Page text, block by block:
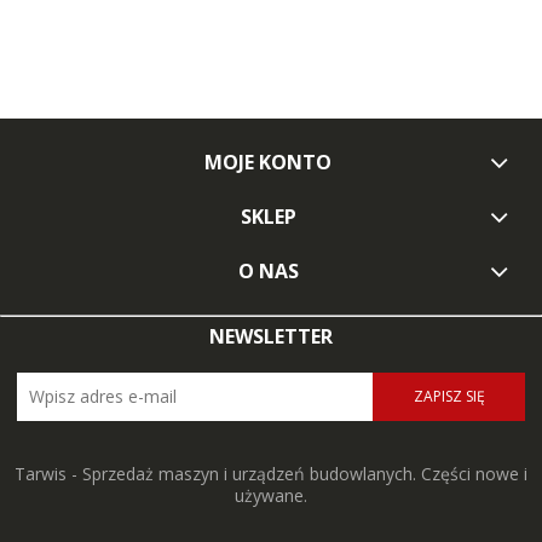
MOJE KONTO
SKLEP
O NAS
NEWSLETTER
ZAPISZ SIĘ
Tarwis - Sprzedaż maszyn i urządzeń budowlanych. Części nowe i
używane.